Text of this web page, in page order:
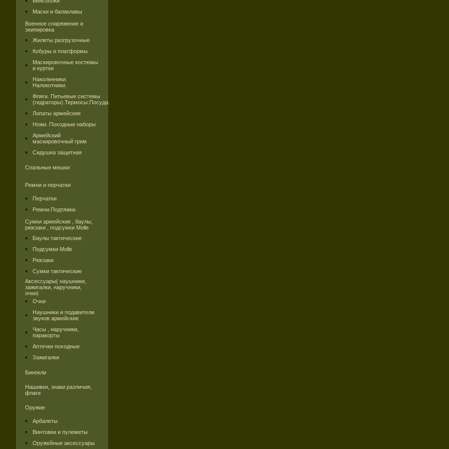
Маски и балаклавы
Военное снаряжение и
экипировка
Жилеты разгрузочные
Кобуры и платформы
Маскировочные костюмы
и куртки
Наколенники.
Налокотники.
Фляги. Питьевые системы
(гидраторы).Термосы.Посуда.
Лопаты армейские
Ножи. Походные наборы
Армейский
маскировочный грим
Сидушка защитная
Спальные мешки
Ремни и перчатки
Перчатки
Ремни.Подтяжки.
Сумки армейские , баулы,
рюкзаки , подсумки Molle
Баулы тактические
Подсумки Molle
Рюкзаки
Сумки тактические
Аксессуары( наушники,
зажигалки, наручники,
очки)
Очки
Наушники и подавители
звуков армейские
Часы , наручники,
паракорты
Аптечки походные
Зажигалки
Бинокли
Нашивки, знаки различия,
флаги
Оружие
Арбалеты
Винтовки и пулеметы
Оружейные аксессуары